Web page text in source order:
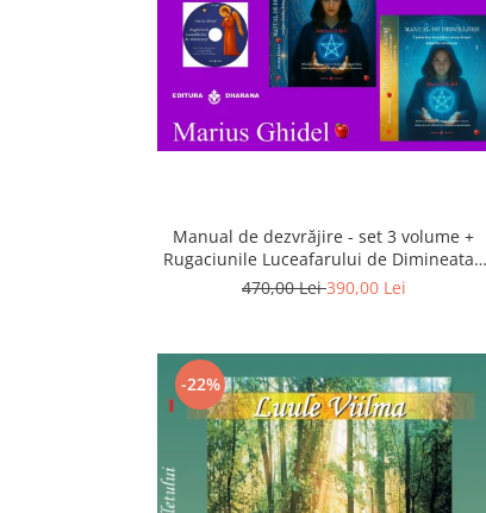
Manual de dezvrăjire - set 3 volume +
Rugaciunile Luceafarului de Dimineata -
Gratuit)
470,00 Lei390,00 Lei
-22%